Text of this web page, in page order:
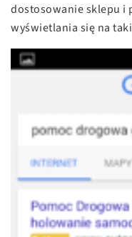
dostosowanie sklepu i
wyświetlania się na